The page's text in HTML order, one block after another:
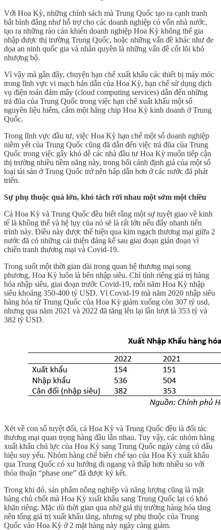
Với Hoa Kỳ, những chính sách mà Trung Quốc tạo ra cạnh tranh
bất bình đẳng như hỗ trợ cho các doanh nghiệp có vốn nhà nước,
tạo ra những rào cản khiến doanh nghiệp Hoa Kỳ không thể gia
nhập được thị trường Trung Quốc, hoặc những vấn đề khác như đe
dọa an ninh quốc gia và nhân quyền là những vấn đề cốt lõi khó
nhượng bộ.
Vì vậy mà gần đây, chuyện hạn chế xuất khẩu các thiết bị máy móc
trong lĩnh vực vi mạch bán dẫn của Hoa Kỳ, hạn chế sử dụng dịch
vụ điện toán đám mây (cloud computing services) dẫn đến những
trả đũa của Trung Quốc trong việc hạn chế xuất khẩu một số
nguyên liệu hiếm, cấm một hãng chip Hoa Kỳ kinh doanh ở Trung
Quốc.
Trong lĩnh vực đầu tư, việc Hoa Kỳ hạn chế một số doanh nghiệp
niêm yết của Trung Quốc cũng đã dẫn đến việc trả đũa của Trung
Quốc trong việc gây khó dễ các nhà đầu tư Hoa Kỳ muốn tiếp cận
thị trường nhiều tiềm năng này, trong bối cảnh định giá của một số
loại tài sản ở Trung Quốc trở nên hấp dẫn hơn ở các nước đã phát
triển.
Sự phụ thuộc quá lớn, khó tách rời nhau một sớm một chiều
Cả Hoa Kỳ và Trung Quốc đều biết rằng một sự tuyệt giao về kinh
tế là không thể và hệ lụy của nó sẽ là rất lớn nếu đẩy nhanh tiến
trình này. Điều này được thể hiện qua kim ngạch thương mại giữa 2
nước đã có những cải thiện đáng kể sau giai đoạn gián đoạn vì
chiến tranh thương mại và Covid-19.
Trong suốt một thời gian dài trong quan hệ thương mại song
phương, Hoa Kỳ luôn là bên nhập siêu. Chỉ tính riêng giá trị hàng
hóa nhập siêu, giai đoạn trước Covid-19, mỗi năm Hoa Kỳ nhập
siêu khoảng 350-400 tỷ USD. Vì Covid-19 mà năm 2020 nhập siêu
hàng hóa từ Trung Quốc của Hoa Kỳ giảm xuống còn 307 tỷ usd,
nhưng qua năm 2021 và 2022 đã tăng lên lại lần lượt là 353 tỷ và
382 tỷ USD.
Xét về con số tuyệt đối, cả Hoa Kỳ và Trung Quốc đều là đối tác
thương mại quan trọng hàng đầu lẫn nhau. Tuy vậy, các nhóm hàng
xuất khẩu chủ lực của Hoa Kỳ sang Trung Quốc ngày càng có dấu
hiệu suy yếu. Nhóm hàng chế biến chế tạo của Hoa Kỳ xuất khẩu
qua Trung Quốc có xu hướng đi ngang và thấp hơn nhiều so với
thỏa thuận “phase one” đã được ký kết.
Trong khi đó, sản phẩm nông nghiệp và năng lượng cũng là mặt
hàng chủ chốt mà Hoa Kỳ xuất khẩu sang Trung Quốc lại có khó
khăn riêng. Mặc dù thời gian qua nhờ giá thị trường hàng hóa tăng
nên tổng giá trị xuất khẩu tăng, nhưng sự phụ thuộc của Trung
Quốc vào Hoa Kỳ ở 2 mặt hàng này ngày càng giảm.